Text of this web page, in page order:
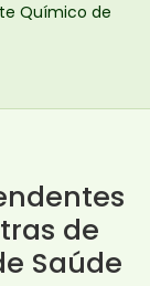
Químico de
de
Saúde